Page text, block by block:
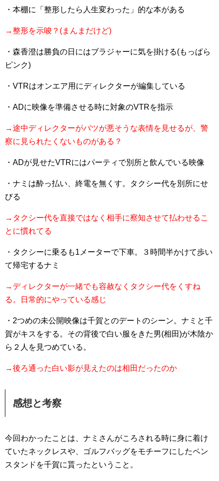
・本棚に「整形したら人生変わった」的な本がある
→整形を示唆？(まんまだけど)
・森香澄は勝負の日にはブラジャーに気を掛ける(もっぱら
ピンク)
・VTRはオンエア用にディレクターが編集している
・ADに映像を準備させる時に対象のVTRを指示
→途中ディレクターがバツが悪そうな表情を見せるが、警
察に見られたくないものがある？
・ADが見せたVTRにはパーティで別所と飲んでいる映像
・ナミは酔っ払い、終電を無くす。タクシー代を別所にせ
びる
→タクシー代を直接ではなく相手に察知させて払わせるこ
とに慣れてる
・タクシーに乗るも1メーターで下車。３時間半かけて歩い
て帰宅するナミ
→ディレクターが一緒でも容赦なくタクシー代をくすね
る。日常的にやっている感じ
・2つめの未公開映像は千賀とのデートのシーン。ナミと千
賀がキスをする。その背後で白い服をきた男(相田)が木陰か
ら２人を見つめている。
→後ろ通った白い影が見えたのは相田だったのか
感想と考察
今回わかったことは、ナミさんがころされる時に身に着け
ていたネックレスや、ゴルフバッグをモチーフにしたペン
スタンドを千賀に貰ったということ。